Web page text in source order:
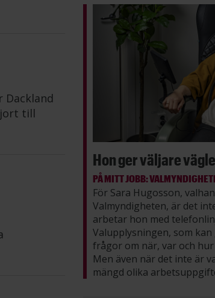
till
Hon ger väljare
PÅ MITT JOBB:
För Sara Hugosson,
Valmyndigheten, är det
arbetar hon med
Valupplysningen, som kan
frågor om när, var och
Men även när det inte är
mängd olika